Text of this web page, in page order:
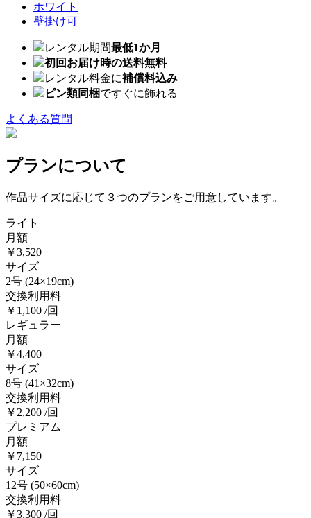
ホワイト
壁掛け可
レンタル期間最低1か月
初回お届け時の送料無料
レンタル料金に補償料込み
ピン類同梱ですぐに飾れる
よくある質問
プランについて
作品サイズに応じて３つのプランをご用意しています。
ライト
月額
￥3,520
サイズ
2号 (24×19cm)
交換利用料
￥1,100 /回
レギュラー
月額
￥4,400
サイズ
8号 (41×32cm)
交換利用料
￥2,200 /回
プレミアム
月額
￥7,150
サイズ
12号 (50×60cm)
交換利用料
￥3,300 /回